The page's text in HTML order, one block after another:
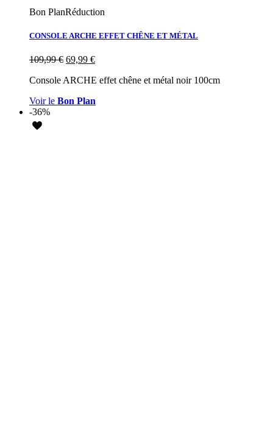
Bon PlanRéduction
CONSOLE ARCHE EFFET CHÊNE ET MÉTAL
109,99€ 69,99 €
Console ARCHE effet chêne et métal noir 100cm
Voir le Bon Plan
-36%